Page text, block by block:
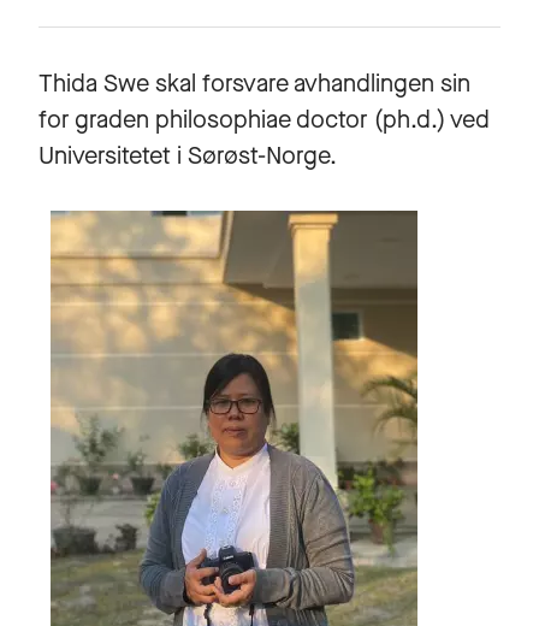
Thida Sweskal forsvare avhandlingen sin
for graden philosophiae doctor (ph.d.) ved
Universitetet i Sørøst-Norge.